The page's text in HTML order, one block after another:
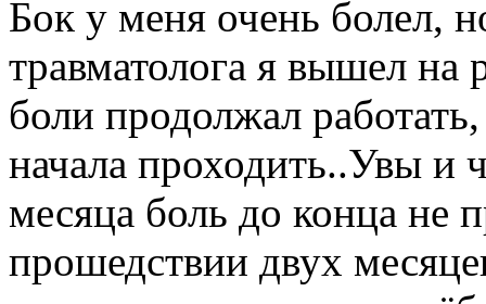
Бок у меня очень болел,
травматолога я вышел на
боли продолжал
начала проходить..Увы и
месяца боль до конца не
прошедствии двух